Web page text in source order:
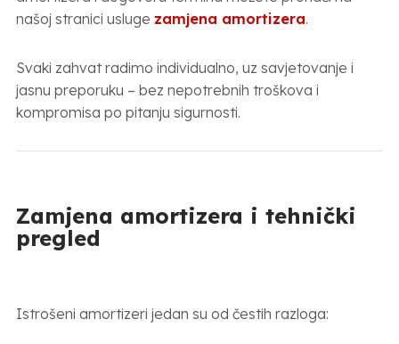
našoj stranici usluge zamjena amortizera.
Svaki zahvat radimo individualno, uz savjetovanje i
jasnu preporuku – bez nepotrebnih troškova i
kompromisa po pitanju sigurnosti.
Zamjena amortizera i tehnički
pregled
Istrošeni amortizeri jedan su od čestih razloga: